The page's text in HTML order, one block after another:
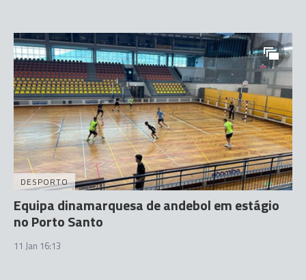
DESPORTO
Equipa dinamarquesa de andebol em estágio
no Porto Santo
11 Jan 16:13